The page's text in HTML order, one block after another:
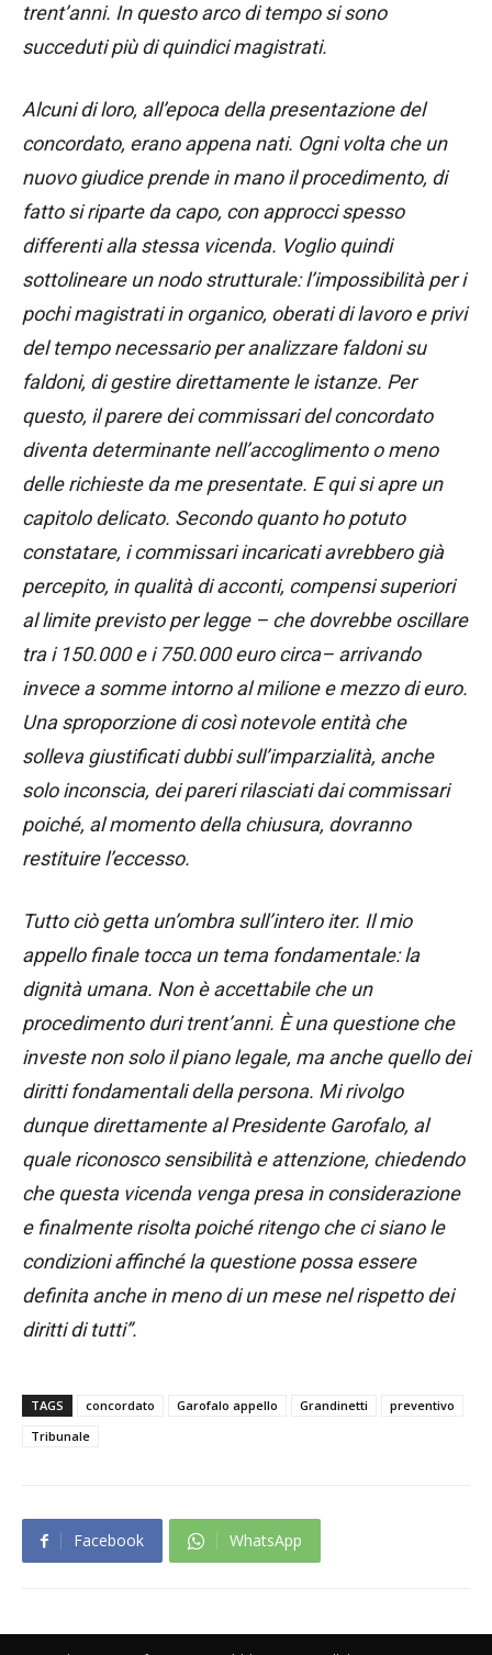
trent’anni. In questo arco di tempo si sono
succeduti più di quindici magistrati.
Alcuni di loro, all’epoca della presentazione del
concordato, erano appena nati. Ogni volta che un
nuovo giudice prende in mano il procedimento, di
fatto si riparte da capo, con approcci spesso
differenti alla stessa vicenda. Voglio quindi
sottolineare un nodo strutturale: l’impossibilità per i
pochi magistrati in organico, oberati di lavoro e privi
del tempo necessario per analizzare faldoni su
faldoni, di gestire direttamente le istanze. Per
questo, il parere dei commissari del concordato
diventa determinante nell’accoglimento o meno
delle richieste da me presentate. E qui si apre un
capitolo delicato. Secondo quanto ho potuto
constatare, i commissari incaricati avrebbero già
percepito, in qualità di acconti, compensi superiori
al limite previsto per legge – che dovrebbe oscillare
tra i 150.000 e i 750.000 euro circa– arrivando
invece a somme intorno al milione e mezzo di euro.
Una sproporzione di così notevole entità che
solleva giustificati dubbi sull’imparzialità, anche
solo inconscia, dei pareri rilasciati dai commissari
poiché, al momento della chiusura, dovranno
restituire l’eccesso.
Tutto ciò getta un’ombra sull’intero iter. Il mio
appello finale tocca un tema fondamentale: la
dignità umana. Non è accettabile che un
procedimento duri trent’anni. È una questione che
investe non solo il piano legale, ma anche quello dei
diritti fondamentali della persona. Mi rivolgo
dunque direttamente al Presidente Garofalo, al
quale riconosco sensibilità e attenzione, chiedendo
che questa vicenda venga presa in considerazione
e finalmente risolta poiché ritengo che ci siano le
condizioni affinché la questione possa essere
definita anche in meno di un mese nel rispetto dei
diritti di tutti”.
TAGS concordato Garofalo appello Grandinetti
preventivo
Tribunale
Facebook WhatsApp